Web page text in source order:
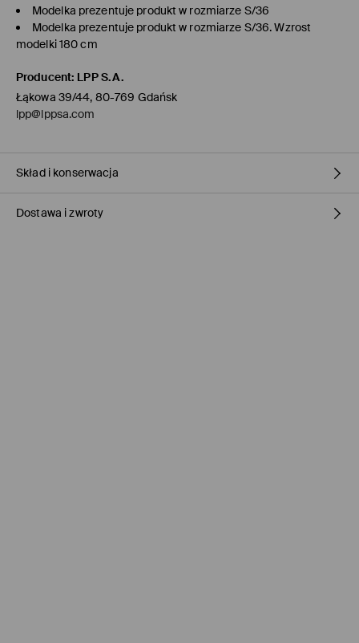
Modelka prezentuje produkt w rozmiarze S/36
Modelka prezentuje produkt w rozmiarze S/36. Wzrost
modelki 180 cm
Producent: LPP S.A.
Łąkowa 39/44, 80-769 Gdańsk
lpp@lppsa.com
Skład i konserwacja
Materiał I: 58% POLIESTER, 38% AKRYL, 4% ELASTAN
Dostawa i zwroty